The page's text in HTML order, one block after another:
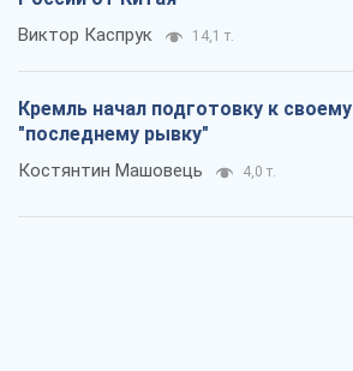
Виктор Каспрук 14,1 т.
Кремль начал подготовку к своему
"последнему рывку"
Костянтин Машовець 4,0 т.